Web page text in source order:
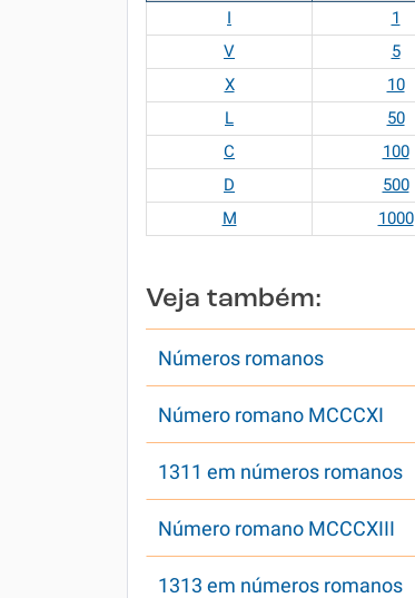
I
1
V
5
X
10
L
50
C
100
D
500
M
1000
Veja também:
Números romanos
Número romano MCCCXI
1311 em números romanos
Número romano MCCCXIII
1313 em números romanos